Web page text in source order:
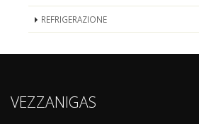
REFRIGERAZIONE
VEZZANIGAS